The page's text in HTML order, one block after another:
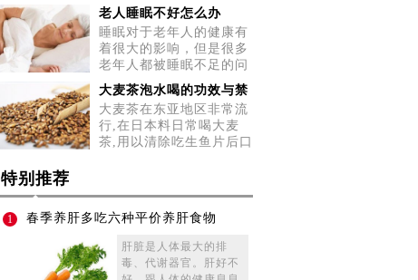
做很
老人睡眠不好怎么办
睡眠对于老年人的健康有
着很大的影响，但是很多
老年人都被睡眠不足的问
题所
大麦茶泡水喝的功效与禁
大麦茶在东亚地区非常流
行,在日本料日常喝大麦
茶,用以清除吃生鱼片后口
特别推荐
1 春季养肝多吃六种平价养肝食物
肝脏是人体最大的排
毒、代谢器官。肝好不